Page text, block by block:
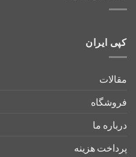
کپی ایران
مقالات
فروشگاه
درباره ما
پرداخت هزینه